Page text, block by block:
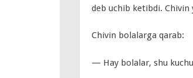
deb uchib ketibdi. Chivin
Chivin bolalarga qarab:
— Hay bolalar, shu